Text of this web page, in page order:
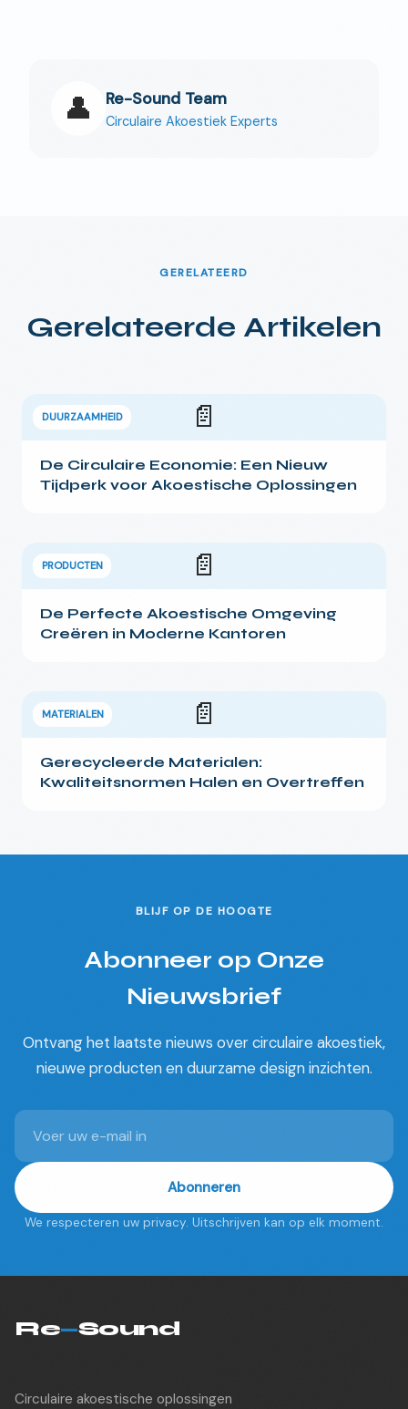
👤 Re-Sound Team
Circulaire Akoestiek Experts
GERELATEERD
Gerelateerde Artikelen
DUURZAAMHEID 📄
De Circulaire Economie: Een Nieuw
Tijdperk voor Akoestische Oplossingen
PRODUCTEN 📄
De Perfecte Akoestische Omgeving
Creëren in Moderne Kantoren
MATERIALEN 📄
Gerecycleerde Materialen:
Kwaliteitsnormen Halen en Overtreffen
BLIJF OP DE HOOGTE
Abonneer op Onze
Nieuwsbrief
Ontvang het laatste nieuws over circulaire akoestiek,
nieuwe producten en duurzame design inzichten.
Abonneren
We respecteren uw privacy. Uitschrijven kan op elk moment.
Re—Sound
Circulaire akoestische oplossingen